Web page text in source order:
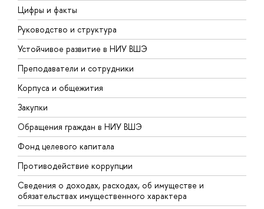
Цифры и факты
Руководство и структура
Устойчивое развитие в НИУ ВШЭ
Преподаватели и сотрудники
Корпуса и общежития
Закупки
Обращения граждан в НИУ ВШЭ
Фонд целевого капитала
Противодействие коррупции
Сведения о доходах, расходах, об имуществе и
обязательствах имущественного характера